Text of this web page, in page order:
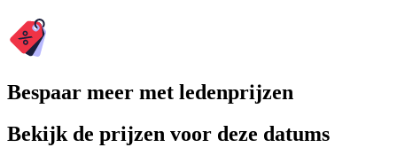
Bespaar meer met ledenprijzen
Bekijk de prijzen voor deze datums